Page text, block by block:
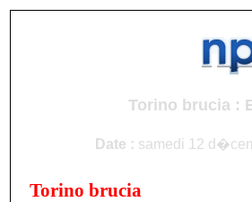
Torino brucia :
Date : samedi 12
Torino brucia